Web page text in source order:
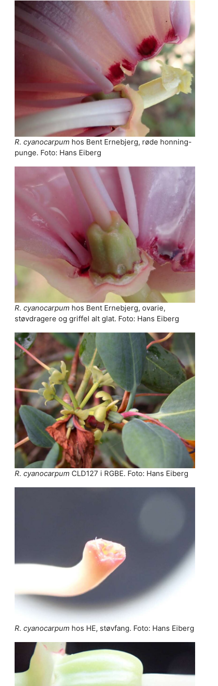
R. cyanocarpum hos Bent Ernebjerg, røde honning-
punge. Foto: Hans Eiberg
R. cyanocarpum hos Bent Ernebjerg, ovarie,
støvdragere og griffel alt glat. Foto: Hans Eiberg
R. cyanocarpum CLD127 i RGBE. Foto: Hans Eiberg
R. cyanocarpum hos HE, støvfang. Foto: Hans Eiberg